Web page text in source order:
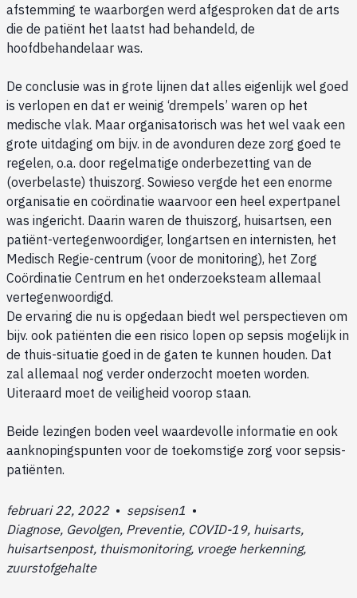
afstemming te waarborgen werd afgesproken dat de arts
die de patiënt het laatst had behandeld, de
hoofdbehandelaar was.
De conclusie was in grote lijnen dat alles eigenlijk wel goed
is verlopen en dat er weinig ‘drempels’ waren op het
medische vlak. Maar organisatorisch was het wel vaak een
grote uitdaging om bijv. in de avonduren deze zorg goed te
regelen, o.a. door regelmatige onderbezetting van de
(overbelaste) thuiszorg. Sowieso vergde het een enorme
organisatie en coördinatie waarvoor een heel expertpanel
was ingericht. Daarin waren de thuiszorg, huisartsen, een
patiënt-vertegenwoordiger, longartsen en internisten, het
Medisch Regie-centrum (voor de monitoring), het Zorg
Coördinatie Centrum en het onderzoeksteam allemaal
vertegenwoordigd.
De ervaring die nu is opgedaan biedt wel perspectieven om
bijv. ook patiënten die een risico lopen op sepsis mogelijk in
de thuis-situatie goed in de gaten te kunnen houden. Dat
zal allemaal nog verder onderzocht moeten worden.
Uiteraard moet de veiligheid voorop staan.
Beide lezingen boden veel waardevolle informatie en ook
aanknopingspunten voor de toekomstige zorg voor sepsis-
patiënten.
februari 22, 2022 • sepsisen1 •
Diagnose, Gevolgen, Preventie, COVID-19, huisarts,
huisartsenpost, thuismonitoring, vroege herkenning,
zuurstofgehalte